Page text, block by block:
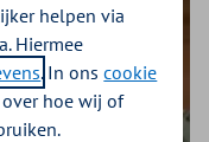
helpen via
Hiermee
. In onscookie
hoe wij of